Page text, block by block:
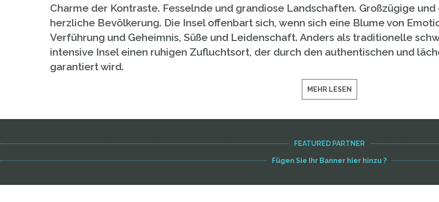
Charme der Kontraste. Fesselnde und grandiose Landschaften. Großzügige
herzliche Bevölkerung. Die Insel offenbart sich, wenn sich eine Blume von
Verführung und Geheimnis, Süße und Leidenschaft. Anders als traditionelle
intensive Insel einen ruhigen Zufluchtsort, der durch den authentischen und
garantiert wird.
MEHR LESEN
FEATURED PARTNER
Fügen Sie Ihr Banner hier hinzu ?